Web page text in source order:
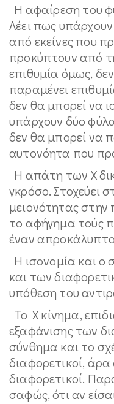
Η αφαίρεση του
Λέει πως
από εκείνες που
προκύπτουν από
επιθυμία όμως,
παραμένει
δεν θα μπορεί να
υπάρχουν δύο
δεν θα μπορεί να
αυτονόητα που
Η απάτη των Χ
γκρόσο. Στοχεύει
μειονότητας στην
το αφήγημα τούς
έναν
Η ισονομία και ο
και των
υπόθεση του
Το Χ κίνημα,
εξαφάνισης των
σύνθημα και το
διαφορετικοί,
διαφορετικοί.
σαφώς, ότι αν